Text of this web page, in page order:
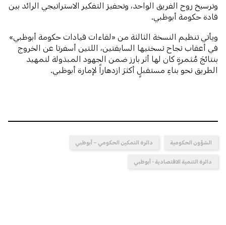
وترسيخ روح الفريق الواحد، وتحفيز التفكير الاستراتيجي الرائد بين
قادة حكومة أبوظبي.
ويأتي تنظيم النسخة الثالثة من «لقاءات قيادات حكومة أبوظبي»
في أعقاب نجاح نسختيها السابقتين، اللتين أسفرتا عن الخروج
بنتائجَ مُثمرةٍ كان لها أثر بارز ضمن الجهود المبذولة لتمهيد
الطريق نحو بناءِ مستقبلٍ أكثرَ ازدهاراً لإمارة أبوظبي.
الشؤون الحكومية دائرة التمكين الحكومي – أبوظبي
دائرة التنمية الاقتصادية - أبوظبي